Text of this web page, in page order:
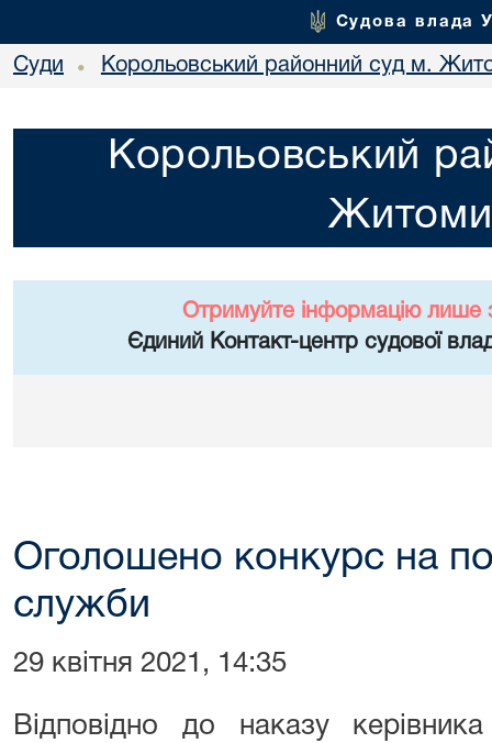
Судова влада
Суди • Корольовський районний суд м.
Корольовський
Отримуйте інформацію лише
Єдиний Контакт-центр судової
Оголошено конкурс на
служби
29 квітня 2021, 14:35
Відповідно до наказу